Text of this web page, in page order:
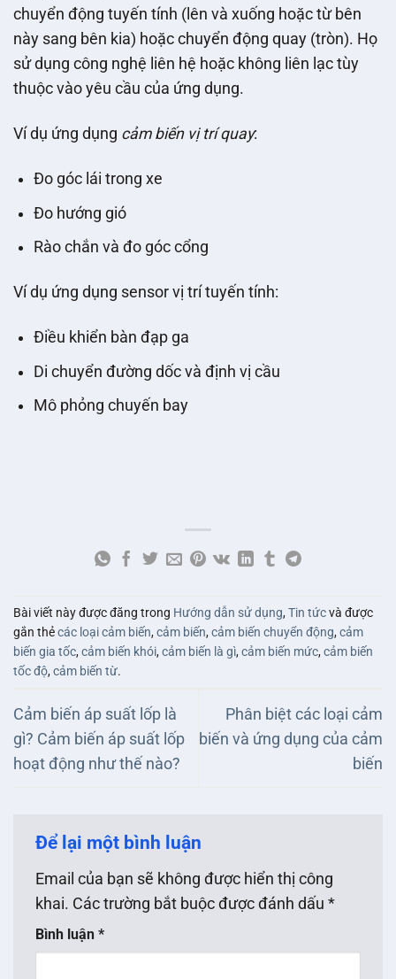
chuyển động tuyến tính (lên và xuống hoặc từ bên
này sang bên kia) hoặc chuyển động quay (tròn). Họ
sử dụng công nghệ liên hệ hoặc không liên lạc tùy
thuộc vào yêu cầu của ứng dụng.
Ví dụ ứng dụng cảm biến vị trí quay:
Đo góc lái trong xe
Đo hướng gió
Rào chắn và đo góc cổng
Ví dụ ứng dụng sensor vị trí tuyến tính:
Điều khiển bàn đạp ga
Di chuyển đường dốc và định vị cầu
Mô phỏng chuyến bay
Bài viết này được đăng trong Hướng dẫn sử dụng,Tin tứcvà được
gắn thẻcác loại cảm biến,cảm biến,cảm biến chuyển động,cảm
biến gia tốc,cảm biến khói,cảm biến là gì,cảm biến mức,cảm biến
tốc độ,cảm biến từ.
Cảm biến áp suất lốp là
gì? Cảm biến áp suất lốp
hoạt động như thế nào?
Phân biệt các loại cảm
biến và ứng dụng của cảm
biến
Để lại một bình luận
Email của bạn sẽ không được hiển thị công
khai. Các trường bắt buộc được đánh dấu *
Bình luận *